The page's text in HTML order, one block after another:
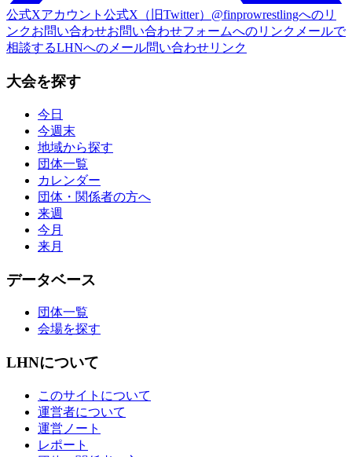
公式Xアカウント 公式X（旧Twitter）@finprowrestlingへのリ
ンクお問い合わせお問い合わせフォームへのリンク メールで
相談するLHNへのメール問い合わせリンク
大会を探す
今日
今週末
地域から探す
団体一覧
カレンダー
団体・関係者の方へ
来週
今月
来月
データベース
団体一覧
会場を探す
LHNについて
このサイトについて
運営者について
運営ノート
レポート